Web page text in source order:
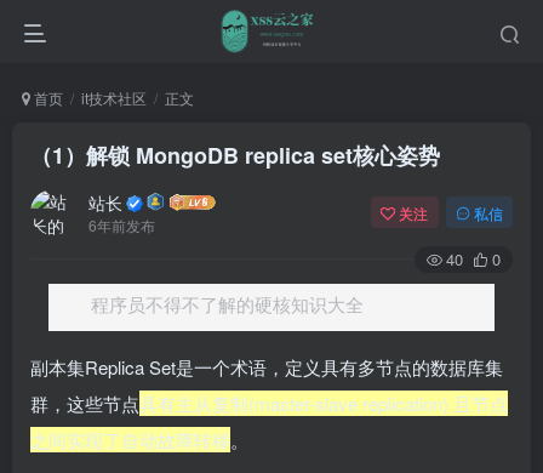
首页 it技术社区 正文
（1）解锁 MongoDB replica set核心姿势
站长
6年前发布
关注 私信
40 0
程序员不得不了解的硬核知识大全
副本集Replica Set是一个术语，定义具有多节点的数据库集
群，这些节点具有主从复制(master-slave replication) 且节点
之间实现了自动故障转移。